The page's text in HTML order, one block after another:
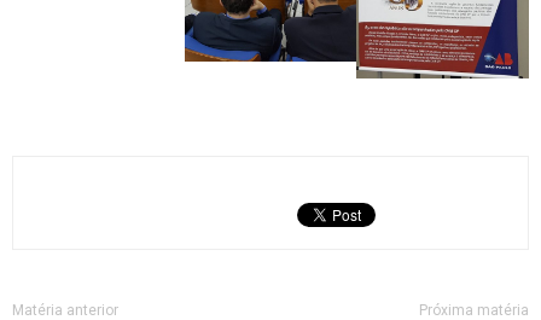
Matéria anterior Próxima matéria